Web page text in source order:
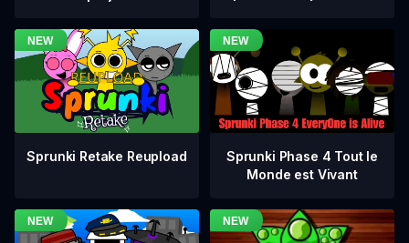
Sprunki Retake Reupload
Sprunki Phase 4 Tout le
Monde est Vivant